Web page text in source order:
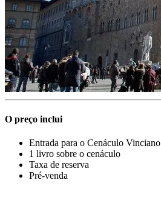
O preço inclui
Entrada para o Cenáculo Vinciano
1 livro sobre o cenáculo
Taxa de reserva
Pré-venda